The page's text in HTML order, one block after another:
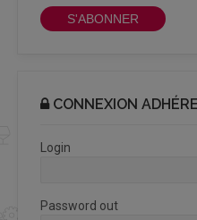
S'ABONNER
CONNEXION
Login
Password out